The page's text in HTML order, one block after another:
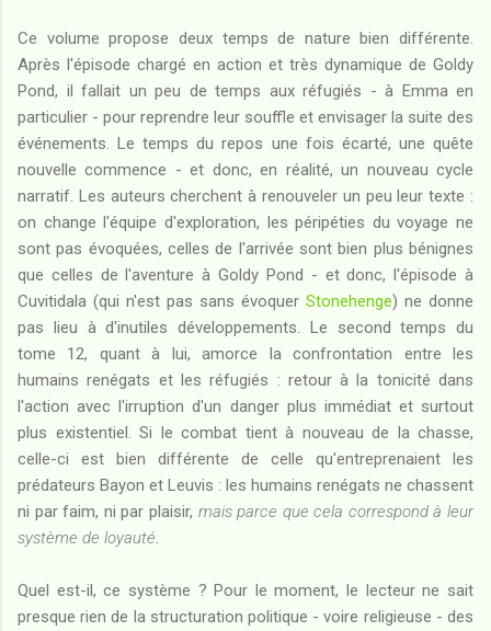
Ce volume propose deux temps de nature bien différente.
Après l'épisode chargé en action et très dynamique de Goldy
Pond, il fallait un peu de temps aux réfugiés - à Emma en
particulier - pour reprendre leur souffle et envisager la suite des
événements. Le temps du repos une fois écarté, une quête
nouvelle commence - et donc, en réalité, un nouveau cycle
narratif. Les auteurs cherchent à renouveler un peu leur texte :
on change l'équipe d'exploration, les péripéties du voyage ne
sont pas évoquées, celles de l'arrivée sont bien plus bénignes
que celles de l'aventure à Goldy Pond - et donc, l'épisode à
Cuvitidala (qui n'est pas sans évoquer Stonehenge) ne donne
pas lieu à d'inutiles développements. Le second temps du
tome 12, quant à lui, amorce la confrontation entre les
humains renégats et les réfugiés : retour à la tonicité dans
l'action avec l'irruption d'un danger plus immédiat et surtout
plus existentiel. Si le combat tient à nouveau de la chasse,
celle-ci est bien différente de celle qu'entreprenaient les
prédateurs Bayon et Leuvis : les humains renégats ne chassent
ni par faim, ni par plaisir, mais parce que cela correspond à leur
système de loyauté
Quel est-il, ce système ? Pour le moment, le lecteur ne sait
presque rien de la structuration politique - voire religieuse - des